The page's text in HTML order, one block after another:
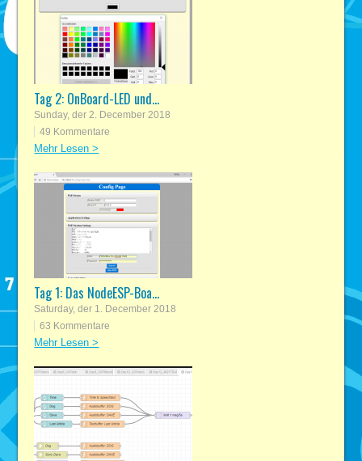
Tag 2: OnBoard-LED und...
Sunday, der 2. December 2018
49 Kommentare
Mehr Lesen >
Tag 1: Das NodeESP-Boa...
Saturday, der 1. December 2018
63 Kommentare
Mehr Lesen >